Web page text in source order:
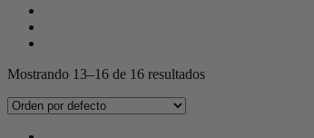
Mostrando 13–16 de 16 resultados